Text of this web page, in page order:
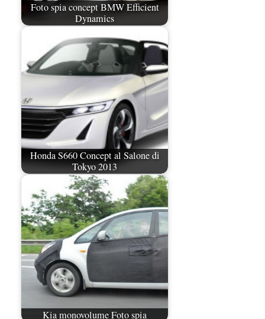
Foto spia concept BMW Efficient
Dynamics
Honda S660 Concept al Salone di
Tokyo 2013
Kia monovolume Foto spia